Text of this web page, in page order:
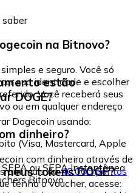
saber
na Bitnovo?
e seguro. Você só
sua identidade e escolher
Você receberá seus
ou em qualquer endereço
estão
DOGE?
Dogecoin usando:
(Visa, Mastercard, Apple
ou SEPA Instantânea
Bitnovo
dinheiro?
com dinheiro através de
em mais de40.000 pontos
tenha o voucher, acesse:
tokens DOGE?